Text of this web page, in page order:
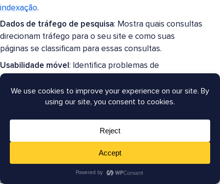
indexação.
Dados de tráfego de pesquisa: Mostra quais consultas
direcionam tráfego para o seu site e como suas
páginas se classificam para essas consultas.
Usabilidade móvel : Identifica problemas de
compatibilidade com dispositivos móveis que podem
afetar seus rankings.
Problemas de segurança : Alerta sobre potenciais
problemas de segurança, como hacking ou malware
Se você estiver usando o plugin All in One SEO, não